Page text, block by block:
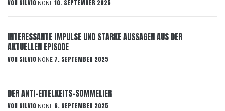
VON SILVIO NONE 10. SEPTEMBER 2025
INTERESSANTE IMPULSE UND STARKE AUSSAGEN AUS DER
AKTUELLEN EPISODE
VON SILVIO NONE 7. SEPTEMBER 2025
DER ANTI-EITELKEITS-SOMMELIER
VON SILVIO NONE 6. SEPTEMBER 2025